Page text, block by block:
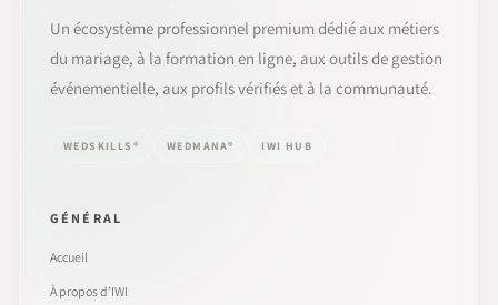
Un écosystème professionnel premium dédié aux métiers
du mariage, à la formation en ligne, aux outils de gestion
événementielle, aux profils vérifiés et à la communauté.
WEDSKILLS® WEDMANA® IWI HUB
GÉNÉRAL
Accueil
À propos d’IWI